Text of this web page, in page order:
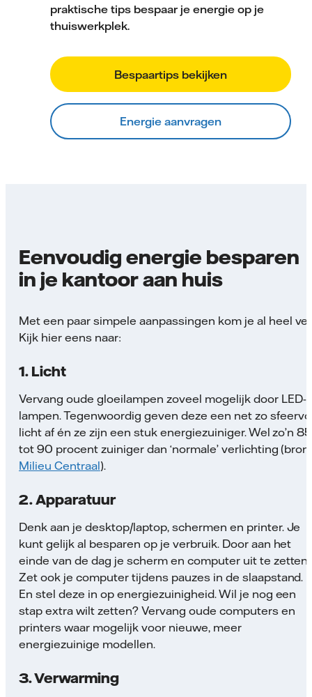
praktische tips bespaar je energie op je
thuiswerkplek.
Bespaartips bekijken
Energie aanvragen
Eenvoudig energie besparen
in je kantoor aan huis
Met een paar simpele aanpassingen kom je al heel
Kijk hier eens naar:
1. Licht
Vervang oude gloeilampen zoveel mogelijk door LED-
lampen. Tegenwoordig geven deze een net zo
licht af én ze zijn een stuk energiezuiniger. Wel zo’n 85
tot 90 procent zuiniger dan ‘normale’ verlichting (bron:
Milieu Centraal).
2. Apparatuur
Denk aan je desktop/laptop, schermen en printer. Je
kunt gelijk al besparen op je verbruik. Door aan het
einde van de dag je scherm en computer uit te zetten.
Zet ook je computer tijdens pauzes in de slaapstand.
En stel deze in op energiezuinigheid. Wil je nog een
stap extra wilt zetten? Vervang oude computers en
printers waar mogelijk voor nieuwe, meer
energiezuinige modellen.
3. Verwarming